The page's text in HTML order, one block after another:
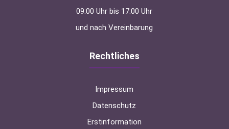
09:00 Uhr bis 17:00 Uhr
und nach Vereinbarung
Rechtliches
Impressum
Datenschutz
Erstinformation